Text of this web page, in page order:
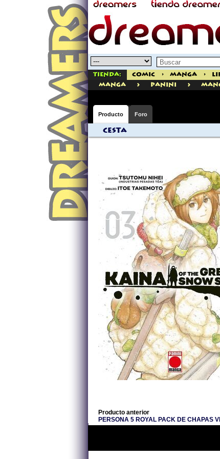
Tienda: Comic > Manga >
manga
> PANINI >
Producto Foro
Cesta
Producto anterior
PERSONA 5 ROYAL PACK DE CHAPAS